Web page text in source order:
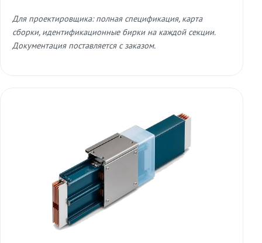
Для проектировщика: полная спецификация, карта
сборки, идентификационные бирки на каждой секции.
Документация поставляется с заказом.